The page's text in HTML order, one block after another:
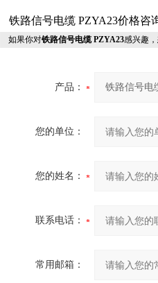
铁路信号电缆 PZYA23价格咨
如果你对铁路信号电缆 PZYA23感兴趣
产品：
您的单位：
您的姓名：
联系电话：
常用邮箱：